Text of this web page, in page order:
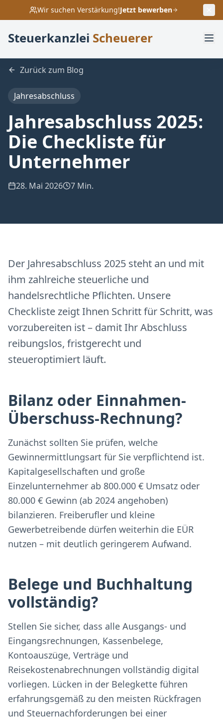
Wir suchen Verstärkung!Jetzt bewerben
Steuerkanzlei Scheuerer
Zurück zum Blog
Jahresabschluss
Jahresabschluss 2025:
Die Checkliste für
Unternehmer
28. Mai 2026 7 Min.
Der Jahresabschluss 2025 steht an und mit
ihm zahlreiche steuerliche und
handelsrechtliche Pflichten. Unsere
Checkliste zeigt Ihnen Schritt für Schritt, was
vorzubereiten ist – damit Ihr Abschluss
reibungslos, fristgerecht und
steueroptimiert läuft.
Bilanz oder Einnahmen-
Überschuss-Rechnung?
Zunächst sollten Sie prüfen, welche
Gewinnermittlungsart für Sie verpflichtend ist.
Kapitalgesellschaften und große
Einzelunternehmer ab 800.000 € Umsatz oder
80.000 € Gewinn (ab 2024 angehoben)
bilanzieren. Freiberufler und kleine
Gewerbetreibende dürfen weiterhin die EÜR
nutzen – mit deutlich geringerem Aufwand.
Belege und Buchhaltung
vollständig?
Stellen Sie sicher, dass alle Ausgangs- und
Eingangsrechnungen, Kassenbelege,
Kontoauszüge, Verträge und
Reisekostenabrechnungen vollständig digital
vorliegen. Lücken in der Belegkette führen
erfahrungsgemäß zu den meisten Rückfragen
und Steuernachforderungen bei einer